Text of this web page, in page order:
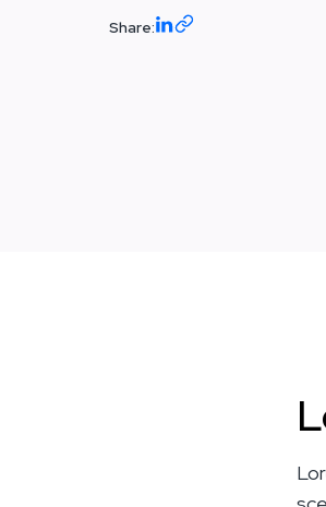
Share: